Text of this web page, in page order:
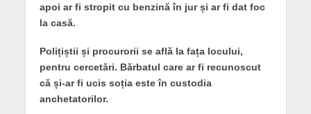
apoi ar fi stropit cu benzină în jur și ar fi dat foc
la casă.
Polițiștii și procurorii se află la fața locului,
pentru cercetări. Bărbatul care ar fi recunoscut
că și-ar fi ucis soția este în custodia
anchetatorilor.